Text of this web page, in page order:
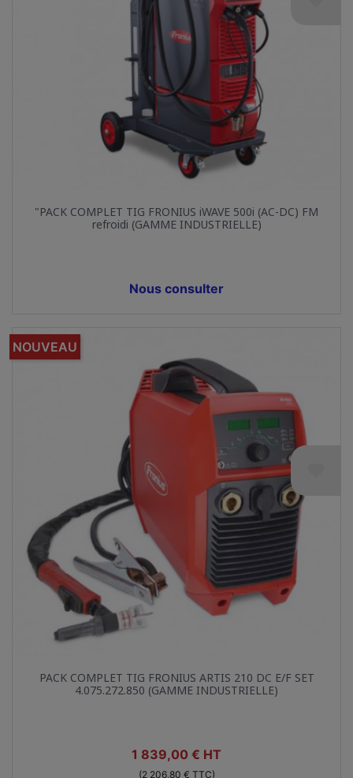
"PACK COMPLET TIG FRONIUS iWAVE 500i (AC-DC) FM
refroidi (GAMME INDUSTRIELLE)
Prix
Nous consulter
Aperçu rapide
PACK COMPLET TIG FRONIUS ARTIS 210 DC E/F SET
4.075.272.850 (GAMME INDUSTRIELLE)
Prix
1 839,00 € HT
(2 206,80 € TTC)
NOUVEAU